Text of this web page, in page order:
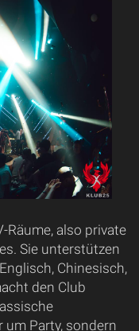
Räume, also private
Sie unterstützen
Chinesisch,
den Club
um Party, sondern